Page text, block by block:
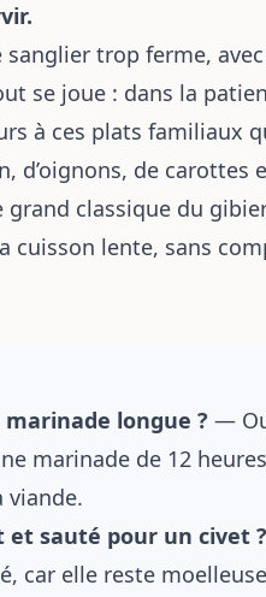
trop ferme,
se joue : dans la
à ces plats familiaux
d’oignons, de carottes
classique du
cuisson lente, sans
longue ? —
marinade de 12
et sauté pour un civet ?
car elle reste